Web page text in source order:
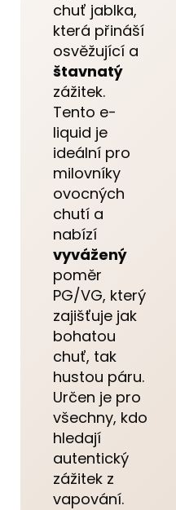
chuť jablka,
která přináší
osvěžující a
štavnatý
zážitek.
Tento e-
liquid je
ideální pro
milovníky
ovocných
chutí a
nabízí
vyvážený
poměr
PG/VG, který
zajišťuje jak
bohatou
chuť, tak
hustou páru.
Určen je pro
všechny, kdo
hledají
autentický
zážitek z
vapování.